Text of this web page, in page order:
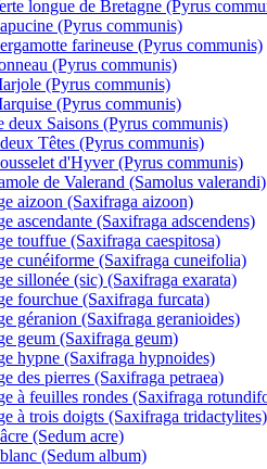
longue de Bretagne (Pyrus
(Pyrus communis)
farineuse (Pyrus communis)
(Pyrus communis)
(Pyrus communis)
(Pyrus communis)
deux Saisons (Pyrus communis)
Têtes (Pyrus communis)
d'Hyver (Pyrus communis)
de Valerand (Samolus valerandi)
aizoon (Saxifraga aizoon)
ascendante (Saxifraga adscendens)
touffue (Saxifraga caespitosa)
cunéiforme (Saxifraga cuneifolia)
sillonée (sic) (Saxifraga exarata)
fourchue (Saxifraga furcata)
géranion (Saxifraga geranioides)
geum (Saxifraga geum)
hypne (Saxifraga hypnoides)
des pierres (Saxifraga petraea)
à feuilles rondes (Saxifraga
à trois doigts (Saxifraga tridactylites)
(Sedum acre)
(Sedum album)